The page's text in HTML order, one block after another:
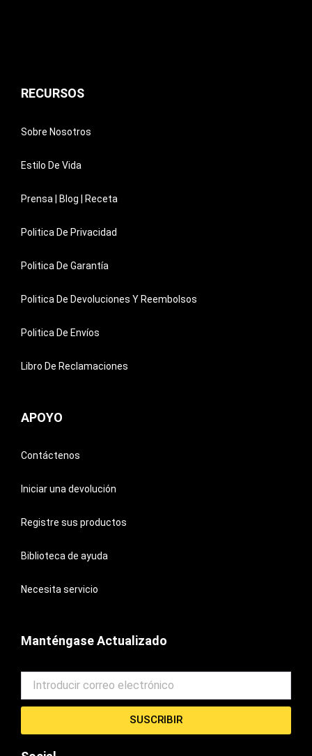
RECURSOS
Sobre Nosotros
Estilo De Vida
Prensa | Blog | Receta
Politica De Privacidad
Politica De Garantía
Politica De Devoluciones Y Reembolsos
Politica De Envíos
Libro De Reclamaciones
APOYO
Contáctenos
Iniciar una devolución
Registre sus productos
Biblioteca de ayuda
Necesita servicio
Manténgase Actualizado
SUSCRIBIR